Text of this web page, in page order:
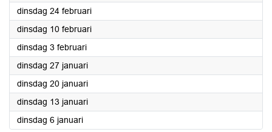
dinsdag 24 februari2026
dinsdag 10 februari2026
dinsdag 3 februari2026
dinsdag 27 januari2026
dinsdag 20 januari2026
dinsdag 13 januari2026
dinsdag 6 januari2026